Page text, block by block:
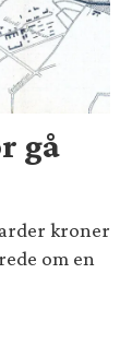
gå
kroner
om en